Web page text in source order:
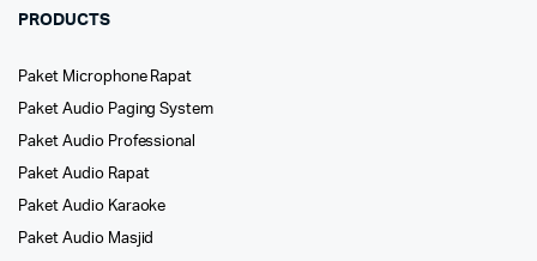
PRODUCTS
Paket Microphone Rapat
Paket Audio Paging System
Paket Audio Professional
Paket Audio Rapat
Paket Audio Karaoke
Paket Audio Masjid